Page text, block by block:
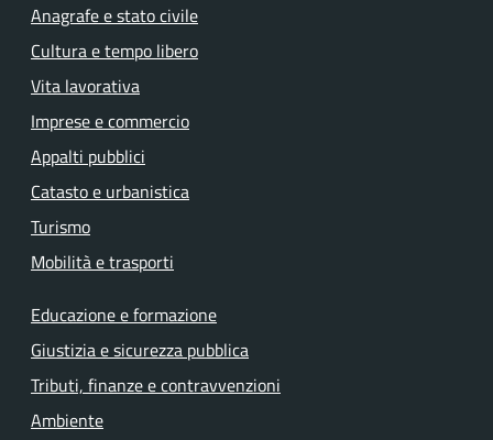
Anagrafe e stato civile
Cultura e tempo libero
Vita lavorativa
Imprese e commercio
Appalti pubblici
Catasto e urbanistica
Turismo
Mobilità e trasporti
Educazione e formazione
Giustizia e sicurezza pubblica
Tributi, finanze e contravvenzioni
Ambiente